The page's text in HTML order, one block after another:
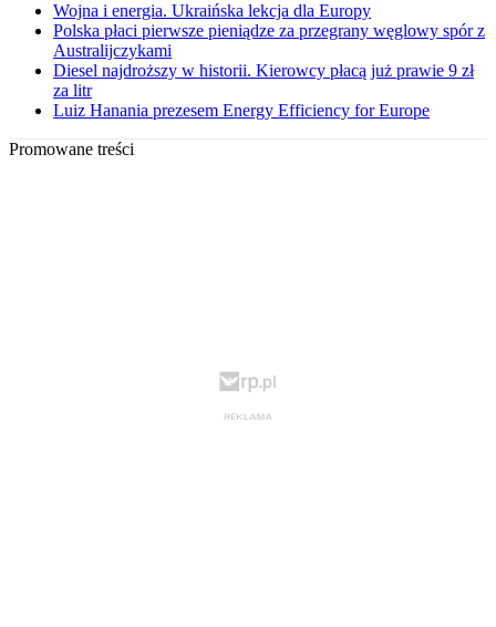
Wojna i energia. Ukraińska lekcja dla Europy
Polska płaci pierwsze pieniądze za przegrany węglowy spór z
Australijczykami
Diesel najdroższy w historii. Kierowcy płacą już prawie 9 zł
za litr
Luiz Hanania prezesem Energy Efficiency for Europe
Promowane treści